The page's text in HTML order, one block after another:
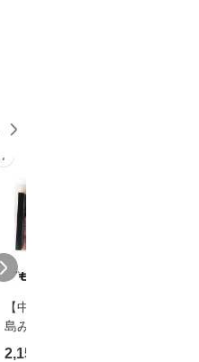
7
【中古】 寒水魚 / 中
島みゆき / [CD]【メー
ル便送料無料】
2,150